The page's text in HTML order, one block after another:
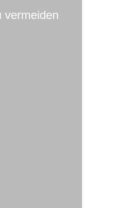
vermeiden